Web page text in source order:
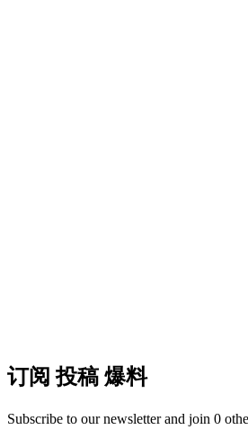
订阅 投稿 爆料
Subscribe to our newsletter and join 0